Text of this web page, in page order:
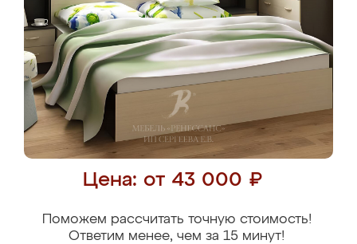
Цена: от 43 000 ₽
Поможем рассчитать точную стоимость!
Ответим менее, чем за 15 минут!